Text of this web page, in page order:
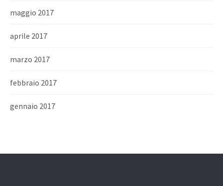
maggio 2017
aprile 2017
marzo 2017
febbraio 2017
gennaio 2017